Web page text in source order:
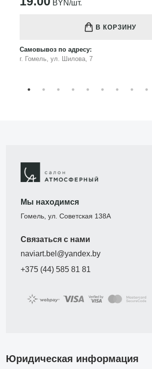
BYN/шт.
В КОРЗИНУ
Самовывоз по адресу:
г. Гомель, ул. Шилова, 7
Мы находимся
Гомель, ул. Советская 138А
Связаться с нами
naviart.bel@yandex.by
+375 (44) 585 81 81
Юридическая информация